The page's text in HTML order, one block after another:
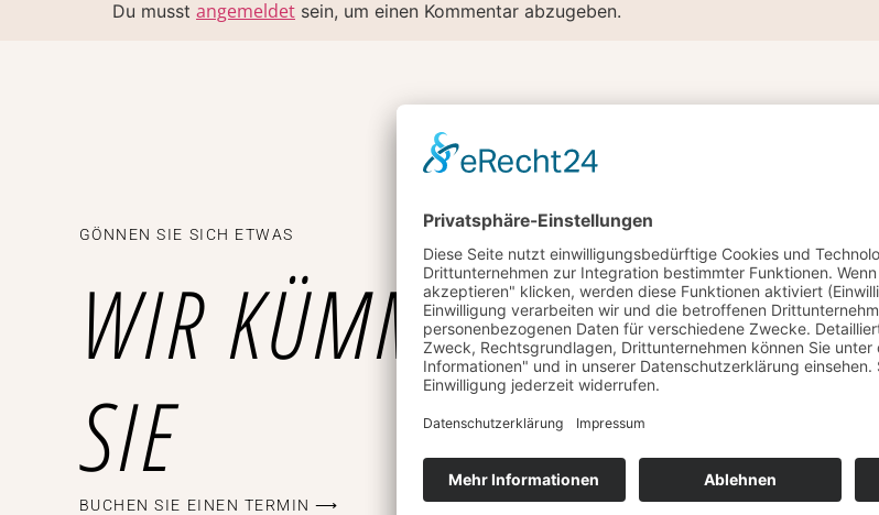
Du musst angemeldet sein, um einen Kommentar abzugeben.
GÖNNEN SIE SICH ETWAS
WIR KÜMMERN UNS UM
SIE
BUCHEN SIE EINEN TERMIN ⟶